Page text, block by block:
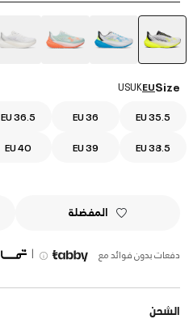
Size
EU
UK
US
EU 35.5
EU 36
EU 36.5
EU 38.5
EU 39
EU 40
المفضلة
دفعات بدون فوائد مع |
الشحن